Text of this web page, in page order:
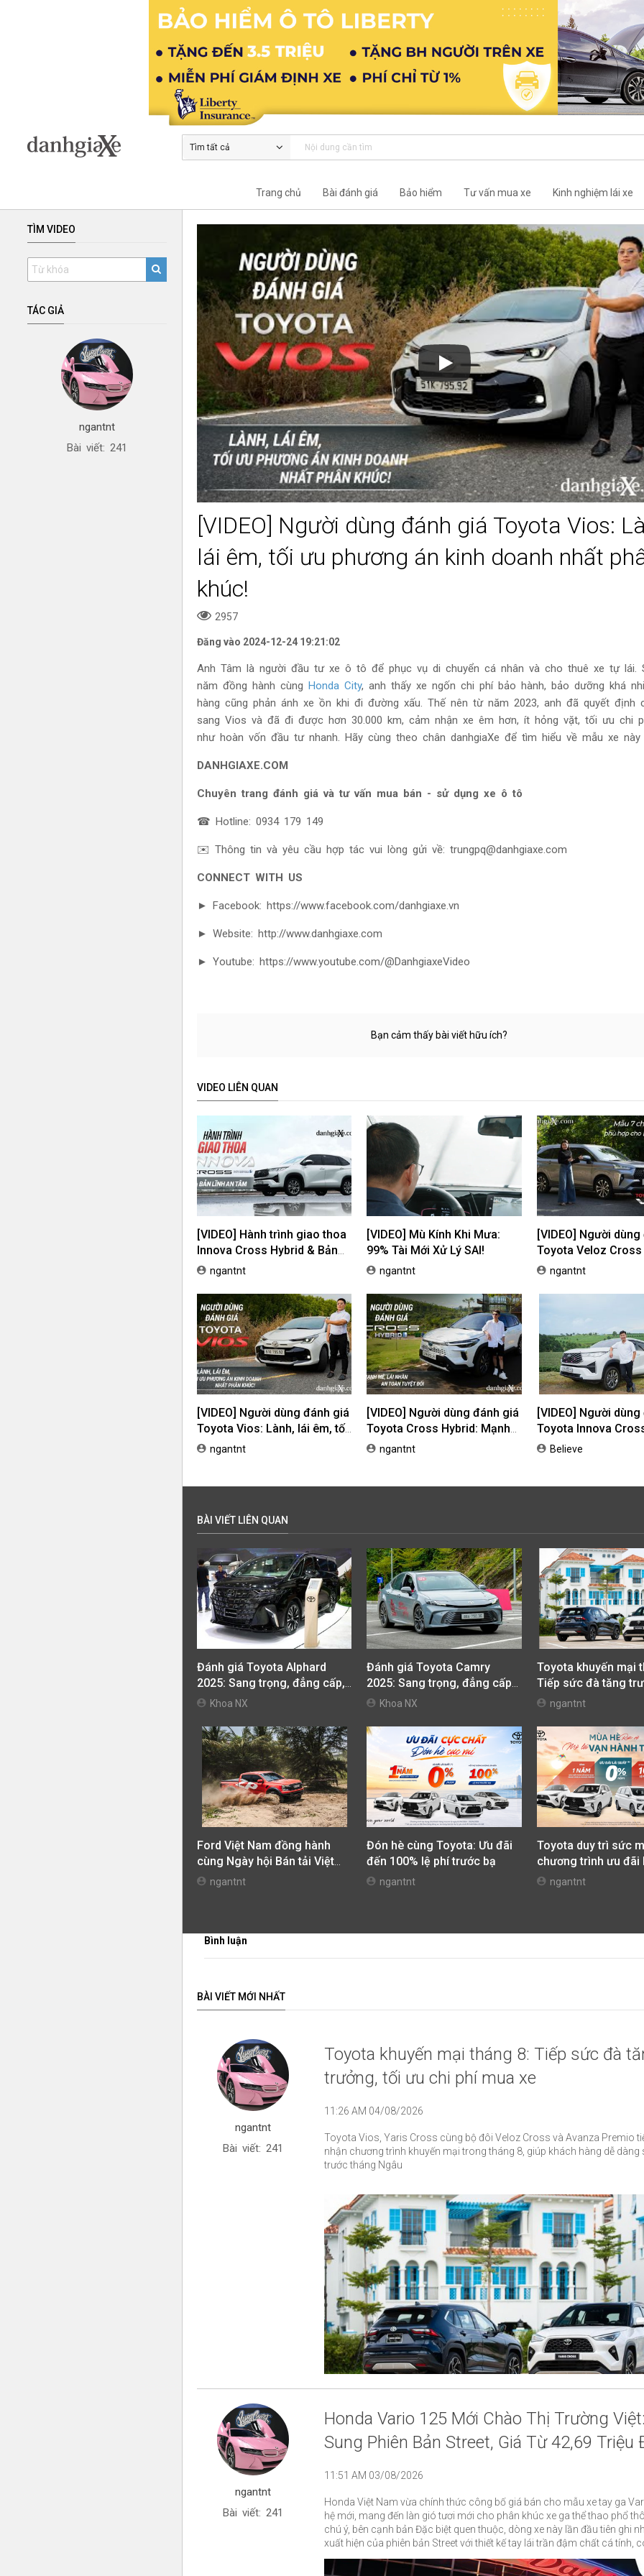
Tìm tất cả
Trang chủ Bài đánh giá Bảo hiểm Tư vấn mua xe Kinh nghiệm lái xe
TÌM VIDEO
TÁC GIẢ
ngantnt
Bài viết: 241
[VIDEO] Người dùng đánh giá Toyota Vios:
lái êm, tối ưu phương án kinh doanh nhất
khúc!
2957
Đăng vào 2024-12-24 19:21:02
Anh Tâm là người đầu tư xe ô tô để phục vụ di chuyển cá nhân và cho thuê xe tự lái.
năm đồng hành cùng Honda City, anh thấy xe ngốn chi phí bảo hành, bảo dưỡng khá
hàng cũng phản ánh xe ồn khi đi đường xấu. Thế nên từ năm 2023, anh đã quyết định
sang Vios và đã đi được hơn 30.000 km, cảm nhận xe êm hơn, ít hỏng vặt, tối ưu chi
như hoàn vốn đầu tư nhanh. Hãy cùng theo chân danhgiaXe để tìm hiểu về mẫu xe này
DANHGIAXE.COM
Chuyên trang đánh giá và tư vấn mua bán - sử dụng xe ô tô
☎ Hotline: 0934 179 149
✉️ Thông tin và yêu cầu hợp tác vui lòng gửi về: trungpq@danhgiaxe.com
CONNECT WITH US
► Facebook: https://www.facebook.com/danhgiaxe.vn
► Website: http://www.danhgiaxe.com
► Youtube: https://www.youtube.com/@DanhgiaxeVideo
Bạn cảm thấy bài viết hữu ích?
VIDEO LIÊN QUAN
[VIDEO] Hành trình giao thoa
Innova Cross Hybrid & Bản
lĩnh an tâm
ngantnt
[VIDEO] Mù Kính Khi Mưa:
99% Tài Mới Xử Lý SAI!
ngantnt
[VIDEO] Người
Toyota Veloz Cross
Mẫu 7 chỗ ĐA
ngantnt
[VIDEO] Người dùng đánh giá
Toyota Vios: Lành, lái êm, tối
ưu phương án kinh doanh
ngantnt
[VIDEO] Người dùng đánh giá
Toyota Cross Hybrid: Mạnh
mẽ, lái nhàn, an toàn tuyệt
ngantnt
[VIDEO] Người
Toyota Innova
tiết kiệm, lái nhàn,
Believe
BÀI VIẾT LIÊN QUAN
Đánh giá Toyota Alphard
2025: Sang trọng, đẳng cấp,
tiện nghi vượt trội
Khoa NX
Đánh giá Toyota Camry
2025: Sang trọng, đẳng cấp
và thân thiện môi trường
Khoa NX
Toyota khuyến mại
Tiếp sức đà tăng
ưu chi phí mua xe
ngantnt
Ford Việt Nam đồng hành
cùng Ngày hội Bán tải Việt
Nam 2026 (Vietnam Pickup
ngantnt
Đón hè cùng Toyota: Ưu đãi
đến 100% lệ phí trước bạ
ngantnt
Toyota duy trì sức
chương trình ưu đãi
tháng 4
ngantnt
Bình luận
BÀI VIẾT MỚI NHẤT
ngantnt
Bài viết: 241
Toyota khuyến mại tháng 8: Tiếp sức đà
trưởng, tối ưu chi phí mua xe
11:26 AM 04/08/2026
Toyota Vios, Yaris Cross cùng bộ đôi Veloz Cross và Avanza Premio
nhận chương trình khuyến mại trong tháng 8, giúp khách hàng dễ dàng
trước tháng Ngâu
ngantnt
Bài viết: 241
Honda Vario 125 Mới Chào Thị Trường
Sung Phiên Bản Street, Giá Từ 42,69 Triệu
11:51 AM 03/08/2026
Honda Việt Nam vừa chính thức công bố giá bán cho mẫu xe tay ga
hệ mới, mang đến làn gió tươi mới cho phân khúc xe ga thể thao phổ
chú ý, bên cạnh bản Đặc biệt quen thuộc, dòng xe này lần đầu tiên ghi
xuất hiện của phiên bản Street với thiết kế tay lái trần đậm chất cá tính,
yết từ 42,69 triệu đồng.